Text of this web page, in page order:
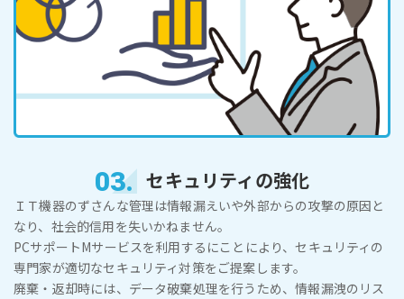
03. セキュリティの強化
ＩＴ機器のずさんな管理は情報漏えいや外部からの攻撃の原因と
なり、社会的信用を失いかねません。
PCサポートMサービスを利用するにことにより、セキュリティの
専門家が適切なセキュリティ対策をご提案します。
廃棄・返却時には、データ破棄処理を行うため、情報漏洩のリス